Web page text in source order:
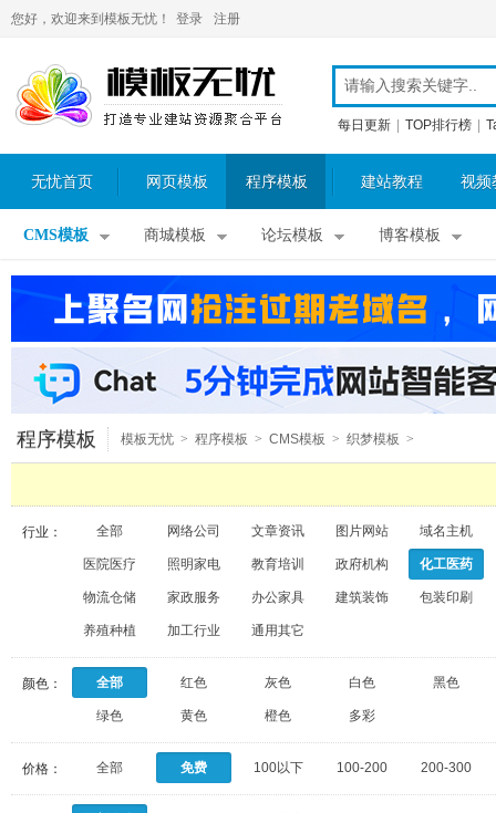
您好，欢迎来到模板无忧！ 登录 注册
每日更新 TOP排行榜
无忧首页 网页模板 程序模板 建站教程 视频
CMS模板 商城模板 论坛模板 博客模板
程序模板 模板无忧 > 程序模板 > CMS模板 > 织梦模板 >
行业： 全部 网络公司 文章资讯 图片网站 域名主机
医院医疗 照明家电 教育培训 政府机构 化工医药
物流仓储 家政服务 办公家具 建筑装饰 包装印刷
养殖种植 加工行业 通用其它
颜色： 全部 红色 灰色 白色 黑色
绿色 黄色 橙色 多彩
价格： 全部 免费 100以下 100-200 200-300